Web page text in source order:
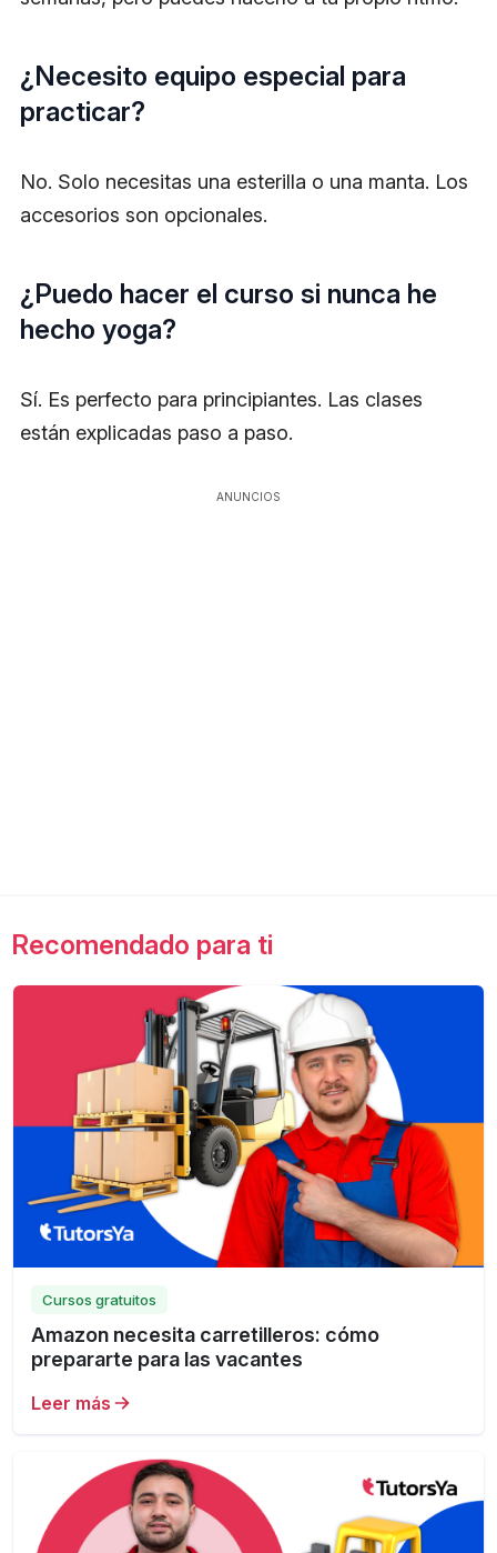
¿Necesito equipo especial para
practicar?
No. Solo necesitas una esterilla o una manta. Los
accesorios son opcionales.
¿Puedo hacer el curso si nunca he
hecho yoga?
Sí. Es perfecto para principiantes. Las clases
están explicadas paso a paso.
ANUNCIOS
Recomendado para ti
Cursos gratuitos
Amazon necesita carretilleros: cómo
prepararte para las vacantes
Leer más